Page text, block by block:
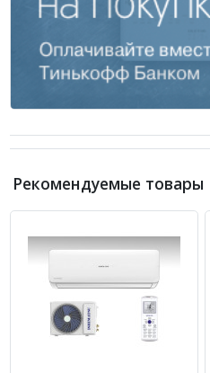
Рекомендуемые товары